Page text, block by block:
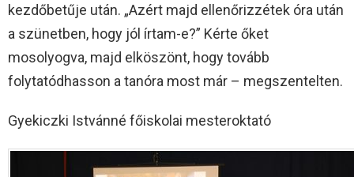
kezdőbetűje után. „Azért majd ellenőrizzétek óra után
a szünetben, hogy jól írtam-e?” Kérte őket
mosolyogva, majd elköszönt, hogy tovább
folytatódhasson a tanóra most már – megszentelten.
Gyekiczki Istvánné főiskolai mesteroktató